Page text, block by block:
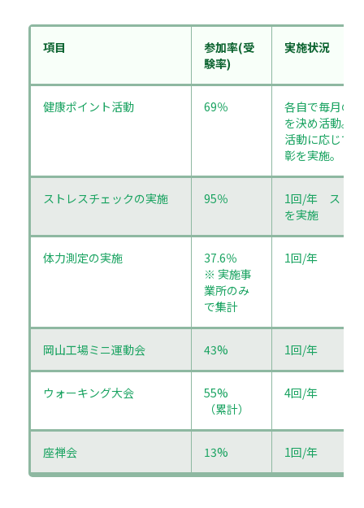
項目 参加率(受
験率)
実施状況
健康ポイント活動 69％
各自で毎月の
を決め活動。
活動に応じて
彰を実施。
ストレスチェックの実施 95％
1回/年 ストレ
を実施
体力測定の実施
37.6％
※ 実施事
業所のみ
で集計
1回/年
岡山工場ミニ運動会 43% 1回/年
ウォーキング大会
55%
（累計）
4回/年
座禅会 13% 1回/年